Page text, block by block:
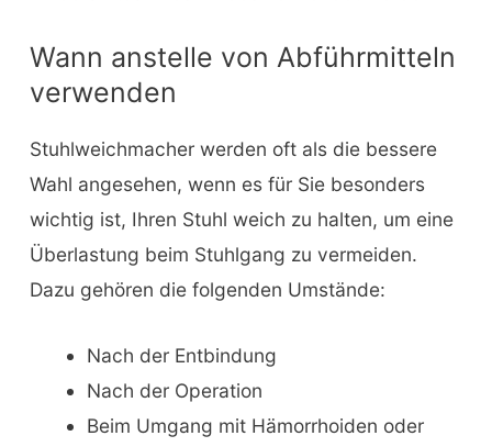
Wann anstelle von Abführmitteln
verwenden
Stuhlweichmacher werden oft als die bessere
Wahl angesehen, wenn es für Sie besonders
wichtig ist, Ihren Stuhl weich zu halten, um eine
Überlastung beim Stuhlgang zu vermeiden.
Dazu gehören die folgenden Umstände:
Nach der Entbindung
Nach der Operation
Beim Umgang mit Hämorrhoiden oder